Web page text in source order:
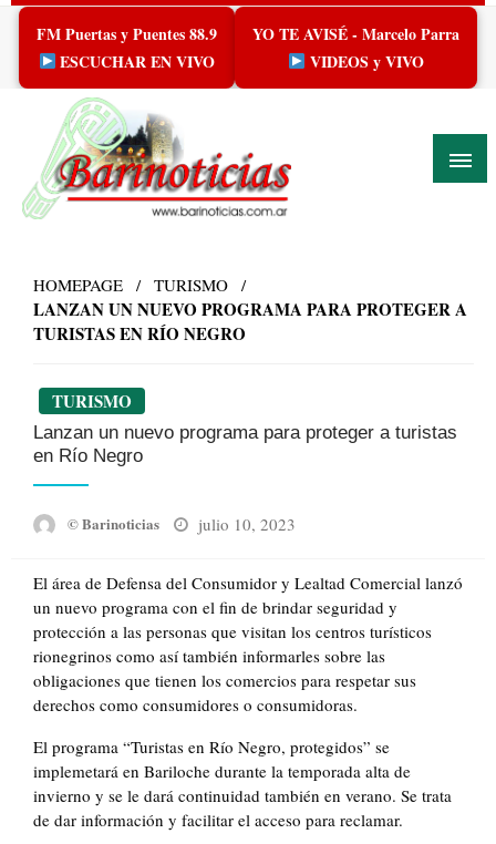
Skip
content
FM Puertas y Puentes 88.9
ESCUCHAR EN VIVO
YO TE AVISÉ - Marcelo Parra
VIDEOS y VIVO
HOMEPAGE TURISMO
LANZAN UN NUEVO PROGRAMA PARA PROTEGER A
TURISTAS EN RÍO NEGRO
TURISMO
Lanzan un nuevo programa para proteger a turistas
en Río Negro
© Barinoticias
Posted
julio 10, 2023
El área de Defensa del Consumidor y Lealtad Comercial lanzó
un nuevo programa con el fin de brindar seguridad y
protección a las personas que visitan los centros turísticos
rionegrinos como así también informarles sobre las
obligaciones que tienen los comercios para respetar sus
derechos como consumidores o consumidoras.
El programa “Turistas en Río Negro, protegidos” se
implemetará en Bariloche durante la temporada alta de
invierno y se le dará continuidad también en verano. Se trata
de dar información y facilitar el acceso para reclamar.